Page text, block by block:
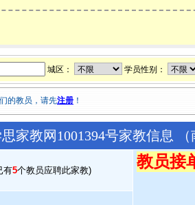
城区： 学员性别：
的教员，请先注册 ！
家教网1001394号家教信息 （
有5个教员应聘此家教) 教员接